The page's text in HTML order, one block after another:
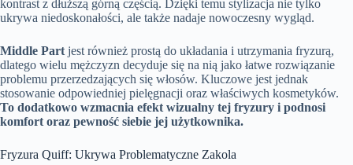
kontrast z dłuższą górną częścią. Dzięki temu stylizacja nie tylko
ukrywa niedoskonałości, ale także nadaje nowoczesny wygląd.
Middle Part jest również prostą do układania i utrzymania fryzurą,
dlatego wielu mężczyzn decyduje się na nią jako łatwe rozwiązanie
problemu przerzedzających się włosów. Kluczowe jest jednak
stosowanie odpowiedniej pielęgnacji oraz właściwych kosmetyków.
To dodatkowo wzmacnia efekt wizualny tej fryzury i podnosi
komfort oraz pewność siebie jej użytkownika.
Fryzura Quiff: Ukrywa Problematyczne Zakola